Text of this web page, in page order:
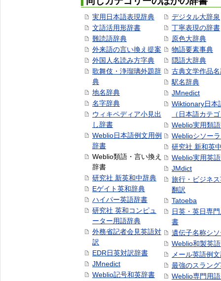
実用日本語表現辞典
文語活用形辞書
難読語辞典
外来語の言い換え提案
外国人名読み方字典
歌舞伎・浄瑠璃外題辞
典
地名辞典
名字辞典
ウィキペディア小見出
し辞書
Weblio日本語例文用例
辞書
Weblio類語・言い換え
辞書
研究社 新英和中辞典
Eゲイト英和辞典
ハイパー英語辞書
研究社 英和コンピュ
ーター用語辞典
外務省記者会見英語対
訳
EDR日英対訳辞書
JMnedict
Weblio記号和英辞書
デジタル大辞泉
丁寧表現の辞書
原色大辞典
物語要素事典
隠語大辞典
古典文学作品
駅名辞典
JMnedict
Wiktionary日本
（日本語カテ
Weblio実用類
Weblioシソー
研究社 新和英
Weblio実用英
JMdict
旅行・ビジネ
翻訳
Tatoeba
日英・英日専
書
遺伝子名称シ
Weblio和製英
メール英語例
最強のスラン
Weblio専門用